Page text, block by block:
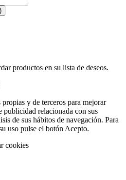
productos en su lista de deseos.
y de terceros para mejorar
publicidad relacionada con sus
de sus hábitos de navegación. Para
uso pulse el botón Acepto.
cookies